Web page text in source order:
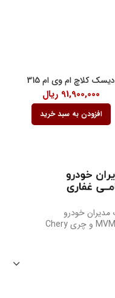
دیسک کلاچ ام وی ام 315
91,900,000 ریال
افزودن به سبد خرید
مدیران خودرو